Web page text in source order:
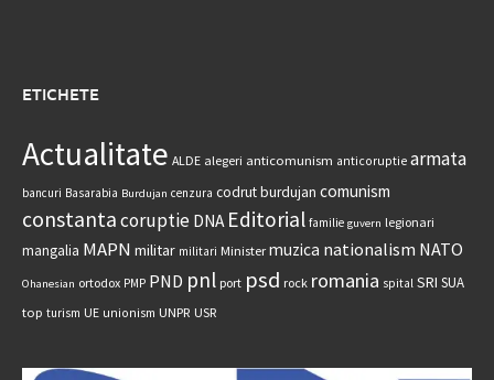
ETICHETE
Actualitate ALDE alegeri anticomunism anticoruptie armata
bancuri Basarabia Burdujan cenzura codrut burdujan comunism
constantacoruptie DNA Editorial familie guvern legionari
mangalia MAPN militar militari Minister muzica nationalism NATO
Ohanesian ortodox PMP PND pnl port psd rock romania spital SRI SUA
top turism UE unionism UNPR USR